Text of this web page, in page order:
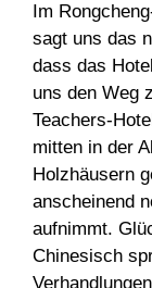
Im
sagt uns das
dass das
uns den Weg
Teachers-
mitten in der
Holzhäusern
anscheinend
aufnimmt.
Chinesisch